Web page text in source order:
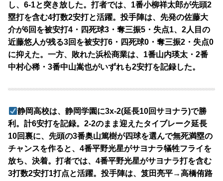
し、6-1と突き放した。打者では、1番小柳祥太郎が先頭2
塁打を含む4打数2安打と活躍。投手陣は、先発の佐藤大
介が6回を被安打4・四死球3・奪三振5・失点1、2人目の
近藤悠人が残る3回を被安打6・四死球0・奪三振2・失点0
に抑えた。一方、敗れた浜松商業は、1番山内瑛太・2番
中村心稀・3番中山嵩也がいずれも2安打を記録した。
静岡高校は、静岡学園に3x-2(延長10回サヨナラ)で勝
利。計6安打を記録。2-2のまま迎えたタイブレーク延長
10回裏に、先頭の3番奥山篤樹が四球を選んで無死満塁の
チャンスを作ると、4番平野光星がサヨナラ犠牲フライを
放ち、決着。打者では、4番平野光星がサヨナラ打を含む
3打数2安打1打点と活躍。投手陣は、笈田亮平→高橋侑路